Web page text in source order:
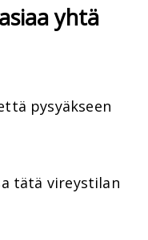
yhtä
pysyäkseen
tätä vireystilan